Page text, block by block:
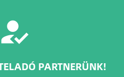
how_to_reg
PARTNERÜNK!